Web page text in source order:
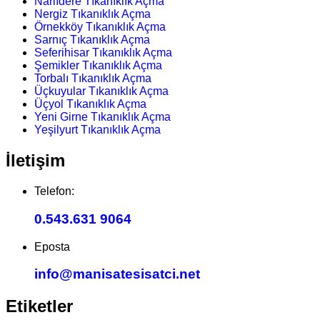
Nergiz Tıkanıklık Açma
Örnekköy Tıkanıklık Açma
Sarnıç Tıkanıklık Açma
Seferihisar Tıkanıklık Açma
Şemikler Tıkanıklık Açma
Torbalı Tıkanıklık Açma
Üçkuyular Tıkanıklık Açma
Üçyol Tıkanıklık Açma
Yeni Girne Tıkanıklık Açma
Yeşilyurt Tıkanıklık Açma
İletişim
Telefon:
0.543.631 9064
Eposta
info@manisatesisatci.net
Etiketler